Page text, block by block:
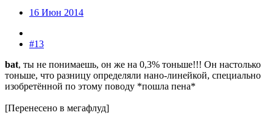
16 Июн 2014
#13
bat, ты не понимаешь, он же на 0,3% тоньше!!! Он настолько
тоньше, что разницу определяли нано-линейкой, специально
изобретённой по этому поводу *пошла пена*
[Перенесено в мегафлуд]